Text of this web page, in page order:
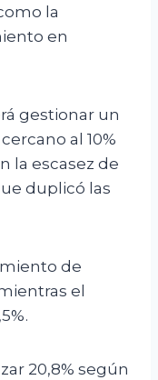
la
en
gestionar un
al 10%
la escasez de
duplicó las
de
el
20,8% según